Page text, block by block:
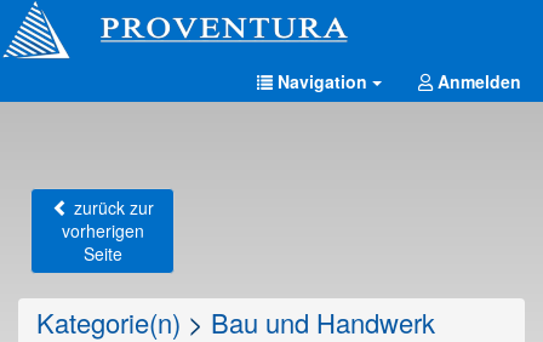
Navigation Anmelden
zurück zur
vorherigen
Seite
Kategorie(n) > Bau und Handwerk